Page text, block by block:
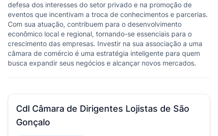
defesa dos interesses do setor privado e na promoção de
eventos que incentivam a troca de conhecimentos e parcerias.
Com sua atuação, contribuem para o desenvolvimento
econômico local e regional, tornando-se essenciais para o
crescimento das empresas. Investir na sua associação a uma
câmara de comércio é uma estratégia inteligente para quem
busca expandir seus negócios e alcançar novos mercados.
Cdl Câmara de Dirigentes Lojistas de São
Gonçalo